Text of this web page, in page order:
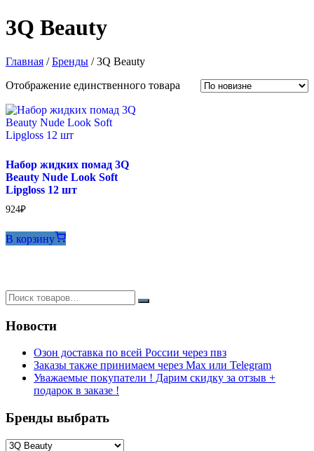
3Q Beauty
Главная /Бренды / 3Q Beauty
Отображение единственного товара
Набор жидких помад 3Q
Beauty Nude Look Soft
Lipgloss 12 шт
924₽
В корзину
Новости
Озон доставка по всей России через пвз
Заказы также принимаем через Max или Telegram
Уважаемые покупатели ! Дарим скидку за отзыв +
подарок в заказе !
Бренды выбрать